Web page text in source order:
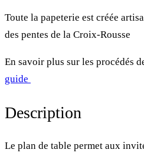
Toute la papeterie est créée
des pentes de la Croix-Rousse
En savoir plus sur les procédés
guide
Description
Le plan de table permet aux